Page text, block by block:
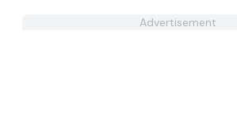
Advertisement